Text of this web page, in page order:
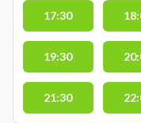
17:30
19:30
21:30